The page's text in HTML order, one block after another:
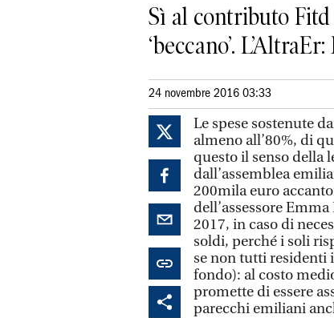
Sì al contributo Fitd
‘beccano’.
24 novembre 2016 03:33
Le spese sostenute
almeno all’80%, di
questo il senso della
dall’assemblea
200mila euro
dell’assessore
2017, in caso di
soldi, perché i soli
se non tutti residenti
fondo): al costo
promette di essere
parecchi emiliani